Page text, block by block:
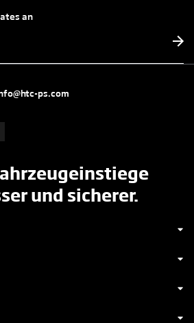
an
ps.com
und sicherer.